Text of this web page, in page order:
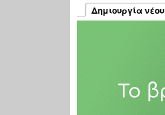
Δημιουργία
(ενεργή καρτέλα)